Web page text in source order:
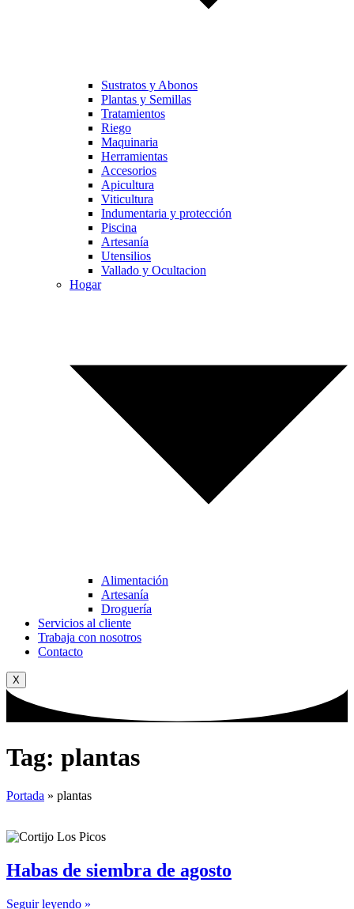
Sustratos y Abonos
Plantas y Semillas
Tratamientos
Riego
Maquinaria
Herramientas
Accesorios
Apicultura
Viticultura
Indumentaria y protección
Piscina
Artesanía
Utensilios
Vallado y Ocultacion
Hogar
Alimentación
Artesanía
Droguería
Servicios al cliente
Trabaja con nosotros
Contacto
X
Tag: plantas
Portada » plantas
Habas de siembra de agosto
Seguir leyendo »